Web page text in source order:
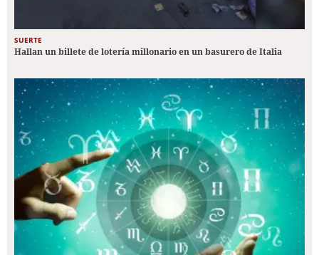
SUERTE
Hallan un billete de lotería millonario en un basurero de Italia